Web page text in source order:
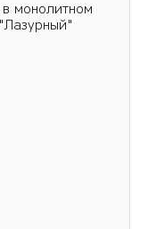
монолитном